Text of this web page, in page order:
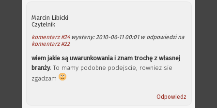
Marcin Libicki
Czytelnik
komentarz #24wysłany: 2010-06-11 00:01 w odpowiedzi na
komentarz #22
wiem jakie są uwarunkowania i znam trochę z własnej
branży. To mamy podobne podejscie, rowniez sie
zgadzam
Odpowiedz